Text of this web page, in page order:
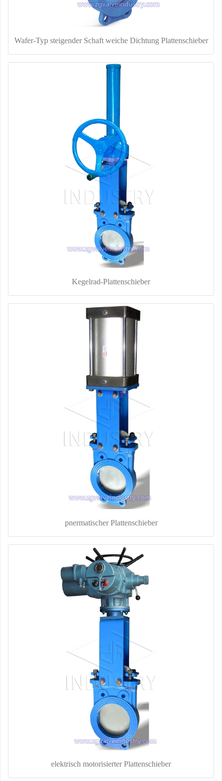
Wafer-Typ steigender Schaft weiche Dichtung Plattenschieber
Kegelrad-Plattenschieber
pnermatischer Plattenschieber
elektrisch motorisierter Plattenschieber